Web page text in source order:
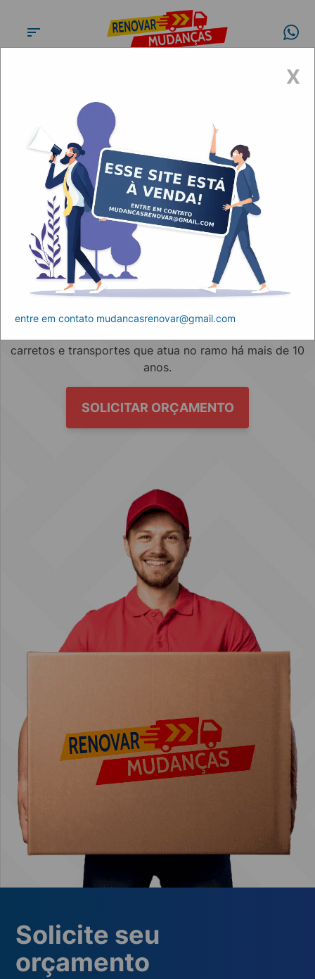
Conheça a
Renovar
Mudanças
carretos e transportes que atua no ramo há mais de 10
anos.
SOLICITAR ORÇAMENTO
Solicite seu
orçamento
X
entre em contato mudancasrenovar@gmail.com